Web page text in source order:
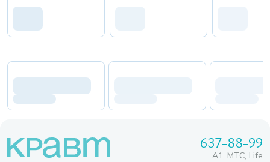
637-88-99
A1, МТС, Life